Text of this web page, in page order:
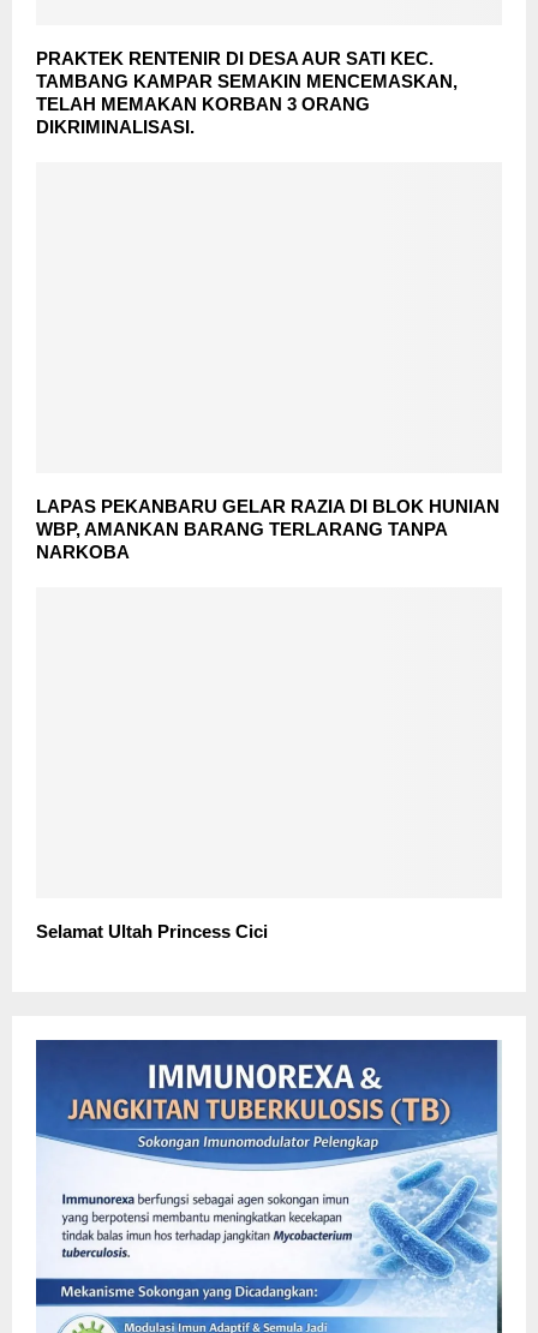
PRAKTEK RENTENIR DI DESA AUR SATI KEC.
TAMBANG KAMPAR SEMAKIN MENCEMASKAN,
TELAH MEMAKAN KORBAN 3 ORANG
DIKRIMINALISASI.
LAPAS PEKANBARU GELAR RAZIA DI BLOK HUNIAN
WBP, AMANKAN BARANG TERLARANG TANPA
NARKOBA
Selamat Ultah Princess Cici